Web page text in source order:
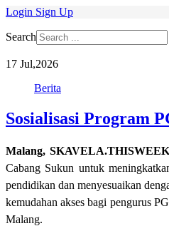
Login Sign Up
Search
17 Jul,2026
Berita
Sosialisasi Program
Malang,
Cabang Sukun untuk
pendidikan dan menyesuaikan
kemudahan akses bagi pengurus
Malang.